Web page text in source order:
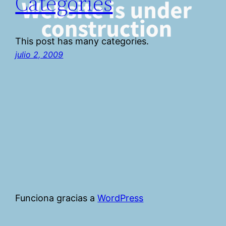
This post has many categories.
julio 2, 2009
Funciona gracias aWordPress